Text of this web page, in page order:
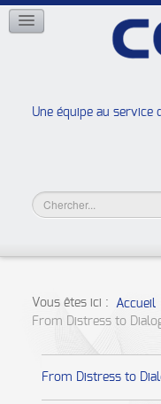
Une équipe au service
RÉSEAUX
Les ateliers de la
Vous êtes ici : Accueil
From Distress to
From Distress to